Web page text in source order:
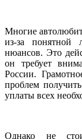
Многие
из-за понятной
нюансов. Это
он требует
России.
проблем
уплаты всех
Однако не